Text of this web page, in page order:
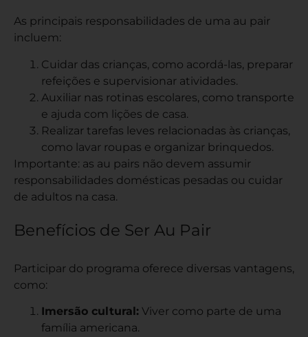
As principais responsabilidades de uma au pair
incluem:
Cuidar das crianças, como acordá-las, preparar
refeições e supervisionar atividades.
Auxiliar nas rotinas escolares, como transporte
e ajuda com lições de casa.
Realizar tarefas leves relacionadas às crianças,
como lavar roupas e organizar brinquedos.
Importante: as au pairs não devem assumir
responsabilidades domésticas pesadas ou cuidar
de adultos na casa.
Benefícios de Ser Au Pair
Participar do programa oferece diversas vantagens,
como:
Imersão cultural: Viver como parte de uma
família americana.